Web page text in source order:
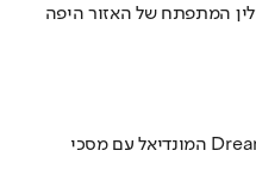
המתפתח של האזור היפה